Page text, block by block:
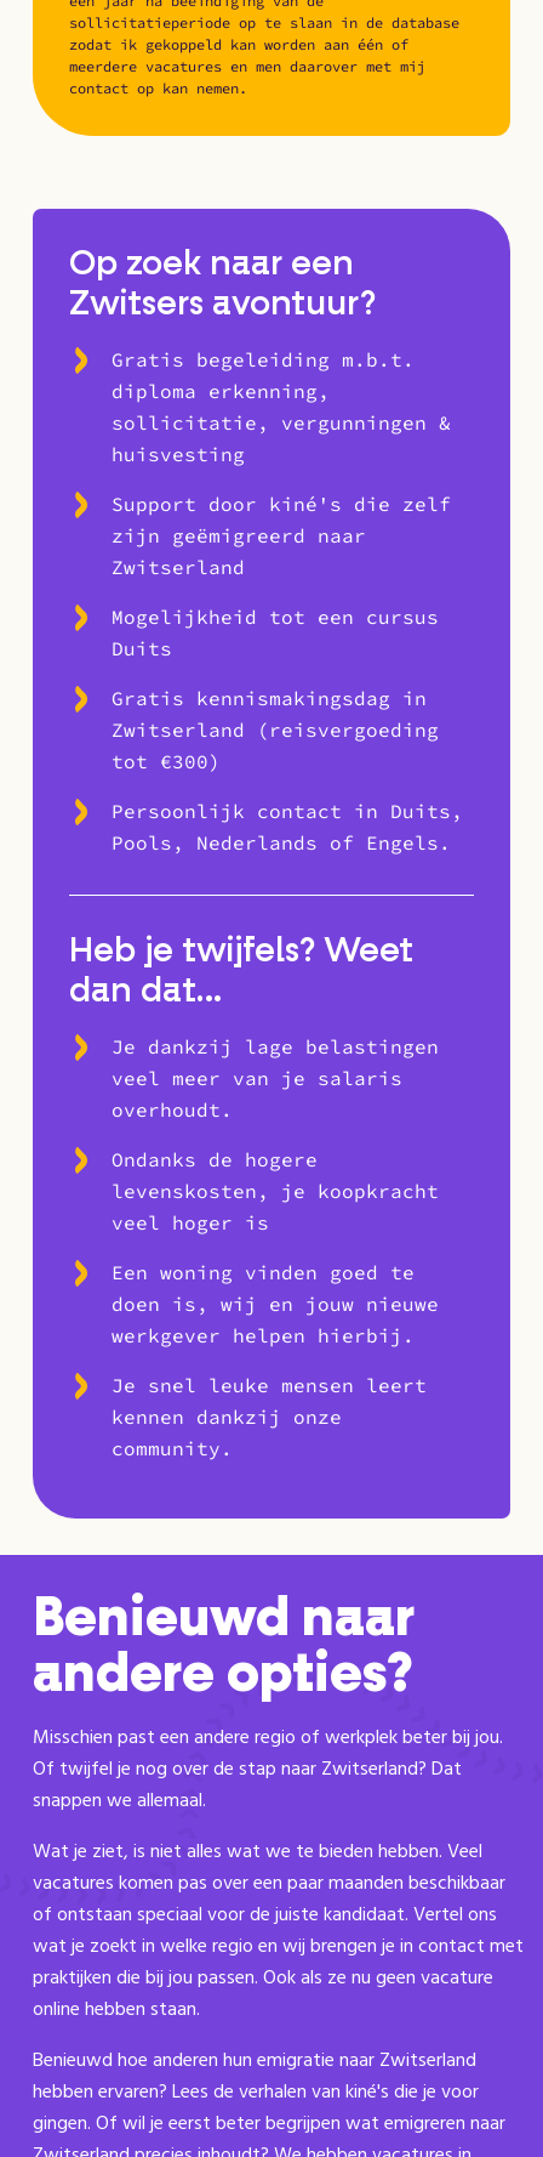
sollicitatieperiode op te slaan in de database
zodat ik gekoppeld kan worden aan één of
meerdere vacatures en men daarover met mij
contact op kan nemen.
Op zoek naar een
Zwitsers avontuur?
Gratis begeleiding m.b.t.
diploma erkenning,
sollicitatie, vergunningen &
huisvesting
Support door kiné's die zelf
zijn geëmigreerd naar
Zwitserland
Mogelijkheid tot een cursus
Duits
Gratis kennismakingsdag in
Zwitserland (reisvergoeding
tot €300)
Persoonlijk contact in Duits,
Pools, Nederlands of Engels.
Heb je twijfels? Weet
dan dat…
Je dankzij lage belastingen
veel meer van je salaris
overhoudt.
Ondanks de hogere
levenskosten, je koopkracht
veel hoger is
Een woning vinden goed te
doen is, wij en jouw nieuwe
werkgever helpen hierbij.
Je snel leuke mensen leert
kennen dankzij onze
community.
Benieuwd naar
andere opties?
Misschien past een andere regio of werkplek beter bij jou.
Of twijfel je nog over de stap naar Zwitserland? Dat
snappen we allemaal.
Wat je ziet, is niet alles wat we te bieden hebben. Veel
vacatures komen pas over een paar maanden beschikbaar
of ontstaan speciaal voor de juiste kandidaat. Vertel ons
wat je zoekt in welke regio en wij brengen je in contact met
praktijken die bij jou passen. Ook als ze nu geen vacature
online hebben staan.
Benieuwd hoe anderen hun emigratie naar Zwitserland
hebben ervaren? Lees de verhalen van kiné's die je voor
gingen. Of wil je eerst beter begrijpen wat emigreren naar